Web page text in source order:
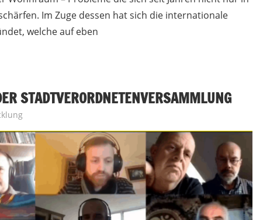
Im Zuge dessen hat sich die internationale
welche auf eben
STADTVERORDNETENVERSAMMLUNG